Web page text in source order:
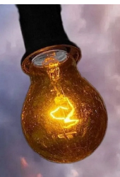
Manşet Altı
Manşetler
Resmi İlan
Sağlık
Spor